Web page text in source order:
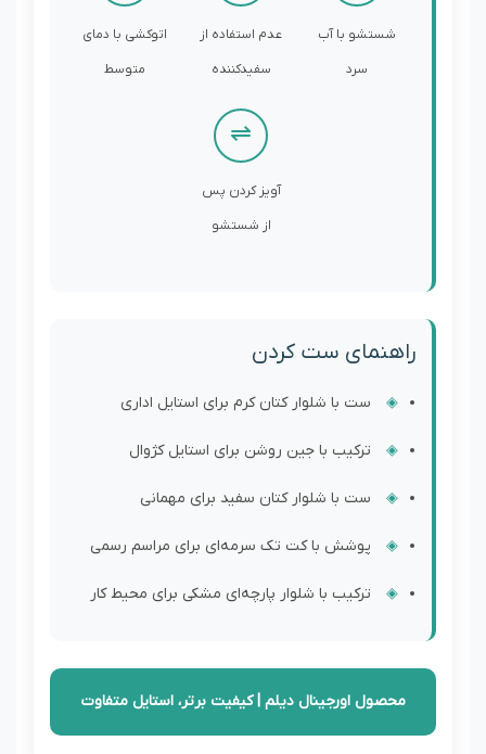
شستشو با آب
سرد
عدم استفاده از
سفیدکننده
اتوکشی با دمای
متوسط
⇌
آویز کردن پس
از شستشو
راهنمای ست کردن
ست با شلوار کتان کرم برای استایل اداری
ترکیب با جین روشن برای استایل کژوال
ست با شلوار کتان سفید برای مهمانی
پوشش با کت تک سرمه‌ای برای مراسم رسمی
ترکیب با شلوار پارچه‌ای مشکی برای محیط کار
محصول اورجینال دیلم | کیفیت برتر، استایل متفاوت